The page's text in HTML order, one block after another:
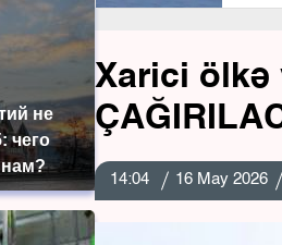
не
чего
Xarici ölkə
14:04 16 May 2026